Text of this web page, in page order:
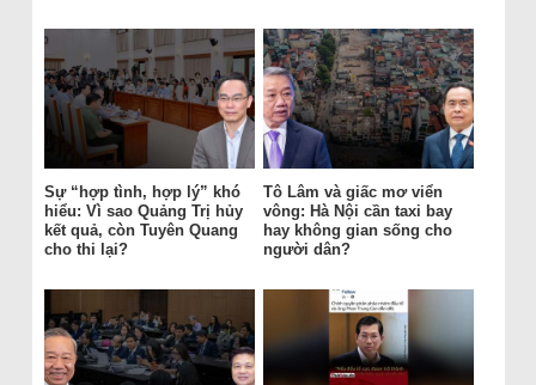
Sự “hợp tình, hợp lý” khó
hiểu: Vì sao Quảng Trị hủy
kết quả, còn Tuyên Quang
cho thi lại?
Tô Lâm và giấc mơ viển
vông: Hà Nội cần taxi bay
hay không gian sống cho
người dân?